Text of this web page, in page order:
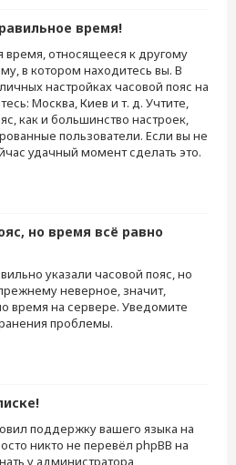
время!
относящееся к другому
в котором находитесь вы. В
настройках часовой пояс на
Москва, Киев и т. д. Учтите,
как и большинство настроек,
пользователи. Если вы не
удачный момент сделать это.
но время всё равно
указали часовой пояс, но
неверное, значит,
время на сервере. Уведомите
проблемы.
поддержку вашего языка на
никто не перевёл phpBB на
у администратора